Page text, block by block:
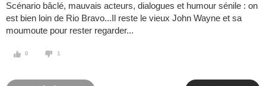
Scénario bâclé, mauvais acteurs, dialogues et humour sénile : on
est bien loin de Rio Bravo...Il reste le vieux John Wayne et sa
moumoute pour rester regarder...
0 1